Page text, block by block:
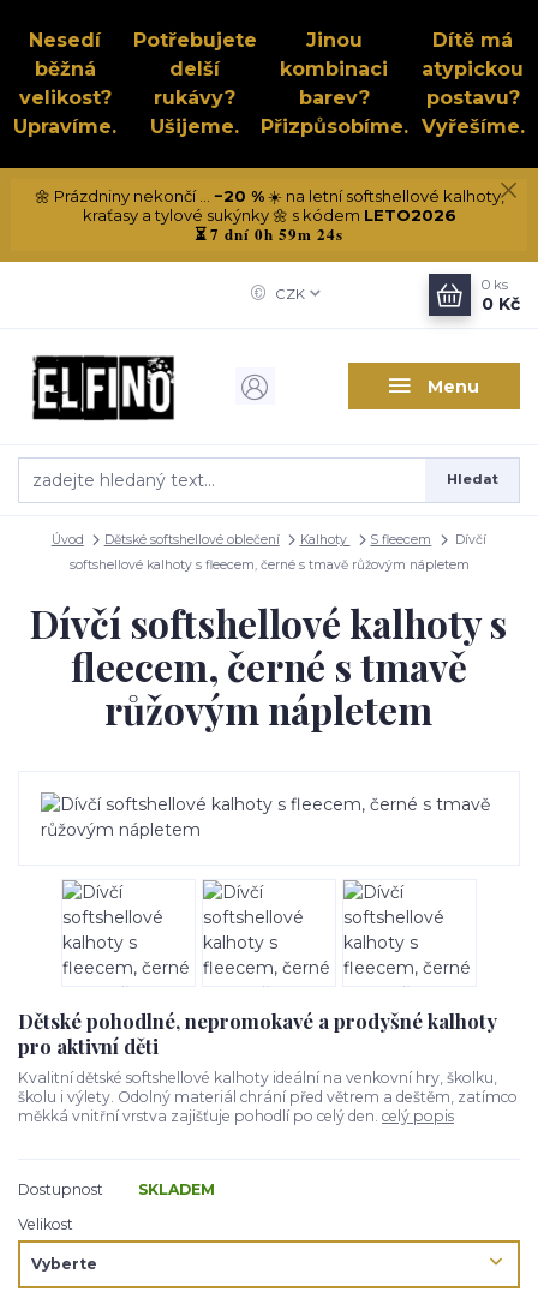
Nesedí
běžná
velikost?
Upravíme.
Potřebujete
delší
rukávy?
Ušijeme.
Jinou
kombinaci
barev?
Přizpůsobíme.
Dítě má
atypickou
postavu?
Vyřešíme.
🌼 Prázdniny nekončí ... −20 %☀️ na letní softshellové kalhoty,
kraťasy a tylové sukýnky 🌼 s kódem LETO2026
⏳7 dní 0h 59m 23s
Menu
CZK
Hledat
0 ks
0 Kč
Úvod Dětské softshellové oblečení Kalhoty S fleecem
Dívčí
softshellové kalhoty s fleecem, černé s tmavě růžovým nápletem
Dívčí softshellové kalhoty s
fleecem, černé s tmavě
růžovým nápletem
Dětské pohodlné, nepromokavé a prodyšné kalhoty
pro aktivní děti
Kvalitní dětské softshellové kalhoty ideální na venkovní hry, školku,
školu i výlety. Odolný materiál chrání před větrem a deštěm, zatímco
měkká vnitřní vrstva zajišťuje pohodlí po celý den. celý popis
Dostupnost
SKLADEM
Velikost